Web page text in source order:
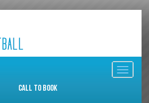
Toggle
Call to Book